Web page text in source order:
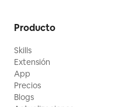
Producto
Skills
Extensión
App
Precios
Blogs